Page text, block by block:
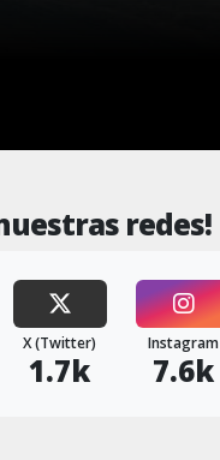
redes!
X (Twitter)
1.7k
Instagram
7.6k